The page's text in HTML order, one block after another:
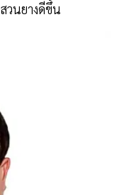
วนยางดีขึ้น